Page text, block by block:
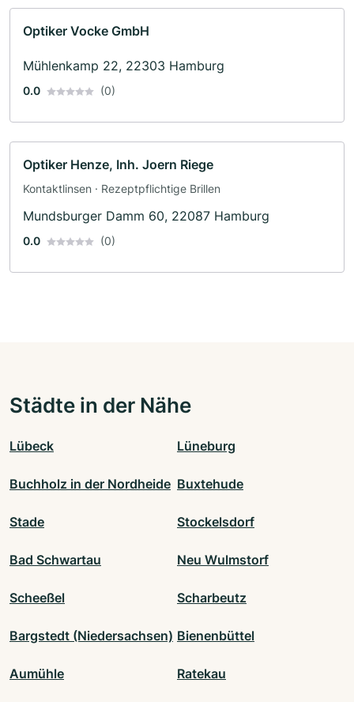
Optiker Vocke GmbH
Mühlenkamp 22, 22303 Hamburg
0.0 (0)
Optiker Henze, Inh. Joern Riege
Kontaktlinsen · Rezeptpflichtige Brillen
Mundsburger Damm 60, 22087 Hamburg
0.0 (0)
Städte in der Nähe
Lübeck Lüneburg
Buchholz in der Nordheide Buxtehude
Stade Stockelsdorf
Bad Schwartau Neu Wulmstorf
Scheeßel Scharbeutz
Bargstedt (Niedersachsen) Bienenbüttel
Aumühle Ratekau